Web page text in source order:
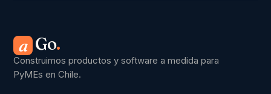
a Go.
Construimos productos y software a medida para
PyMEs en Chile.